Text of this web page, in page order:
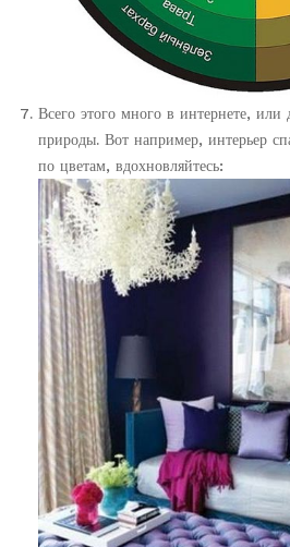
Всего этого много в интернете, или
природы. Вот например, интерьер
по цветам, вдохновляйтесь: